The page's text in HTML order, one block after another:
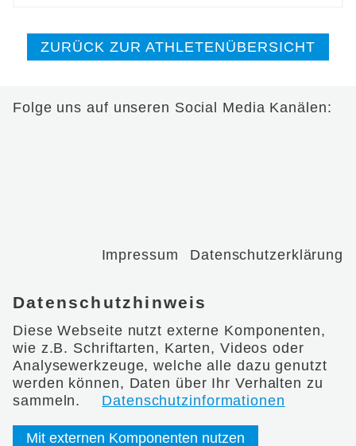
ZURÜCK ZUR ATHLETENÜBERSICHT
Folge uns auf unseren Social Media Kanälen:
Impressum Datenschutzerklärung
Datenschutzhinweis
Diese Webseite nutzt externe Komponenten,
wie z.B. Schriftarten, Karten, Videos oder
Analysewerkzeuge, welche alle dazu genutzt
werden können, Daten über Ihr Verhalten zu
sammeln.
Datenschutzinformationen
Mit externen Komponenten nutzen